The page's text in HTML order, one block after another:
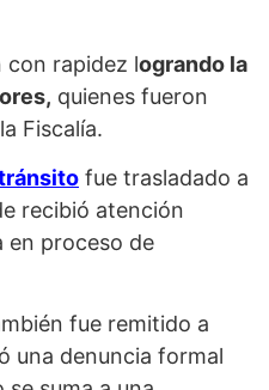
con rapidez logrando la
quienes fueron
Fiscalía.
fue trasladado a
recibió atención
en proceso de
fue remitido a
una denuncia formal